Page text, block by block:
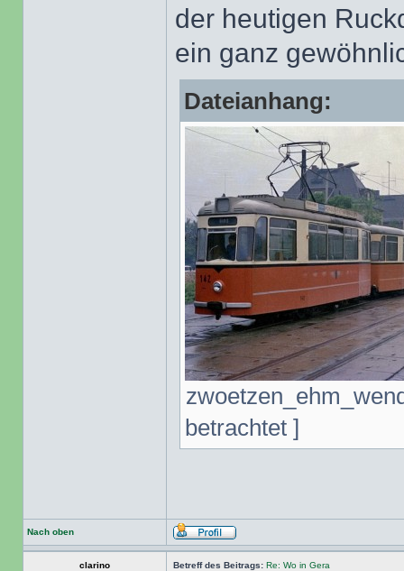
der heutigen
ein ganz
Dateianhang:
betrachtet ]
Nach oben
clarino Betreff des Beitrags: Re: Wo in Gera